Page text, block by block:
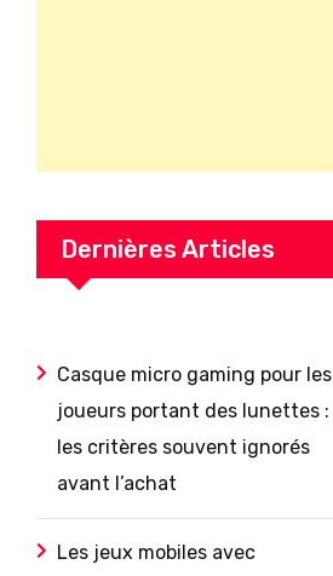
Dernières Articles
Casque micro gaming pour les
joueurs portant des lunettes :
les critères souvent ignorés
avant l’achat
Les jeux mobiles avec